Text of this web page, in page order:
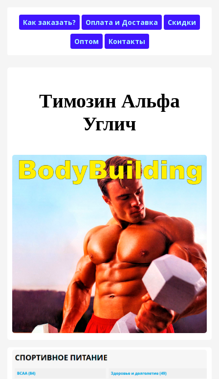
Как заказать? Оплата и Доставка Скидки
Оптом Контакты
Tимозин Альфа
Углич